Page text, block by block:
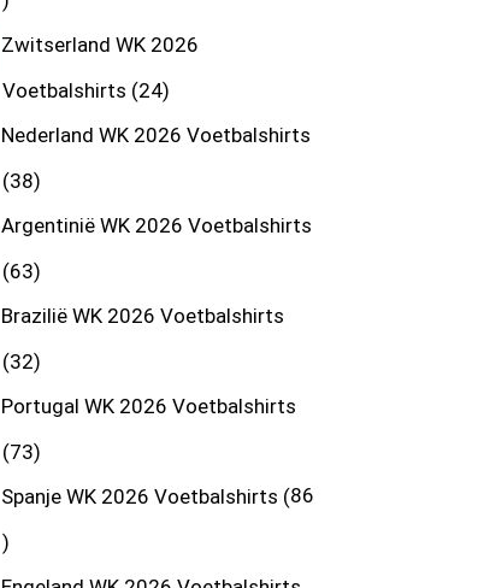
Zwitserland WK 2026
Voetbalshirts 24
Nederland WK 2026 Voetbalshirts
38
Argentinië WK 2026 Voetbalshirts
63
Brazilië WK 2026 Voetbalshirts
32
Portugal WK 2026 Voetbalshirts
73
Spanje WK 2026 Voetbalshirts 86